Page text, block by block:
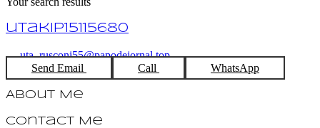
utakip15115680
uta_rusconi55@papodejornal.top
Send Email
Call WhatsApp
About Me
Contact Me